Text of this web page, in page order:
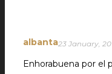
albanta23 January,
Enhorabuena por el